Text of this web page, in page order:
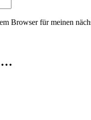
Browser für meinen
…